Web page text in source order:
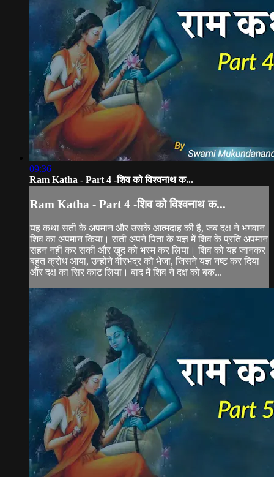
09:36
Ram Katha - Part 4 -शिव को विश्वनाथ क...
Ram Katha - Part 4 -शिव को विश्वनाथ क...
यह कथा सती के अपमान और उसके आत्मदाह की है, जब दक्ष ने भगवान
शिव का अपमान किया। सती अपने पिता के यज्ञ में शिव के प्रति अपमान
सहन नहीं कर सकीं और खुद को भस्म कर लिया। शिव को यह जानकर
बहुत क्रोध आया, उन्होंने वीरभद्र को भेजा, जिसने यज्ञ नष्ट कर दिया
और दक्ष का सिर काट लिया। बाद में शिव ने दक्ष को बक...